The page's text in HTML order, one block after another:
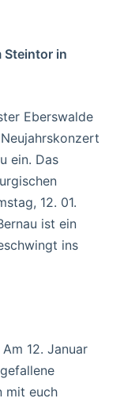
Steintor in
Eberswalde
ein. Das
12. 01.
ist ein
ins
12. Januar
mit euch